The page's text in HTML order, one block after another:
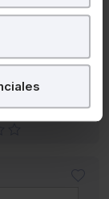
experiencia